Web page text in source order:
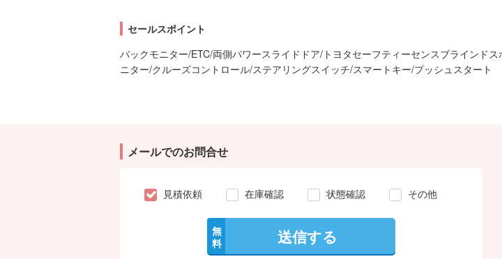
セールスポイント
バックモニター/ETC/両側パワースライドドア/トヨタセーフティーセンスブラインドス
ニター/クルーズコントロール/ステアリングスイッチ/スマートキー/プッシュスタート
メールでのお問合せ
見積依頼 在庫確認 状態確認 その他
無
料
送信する